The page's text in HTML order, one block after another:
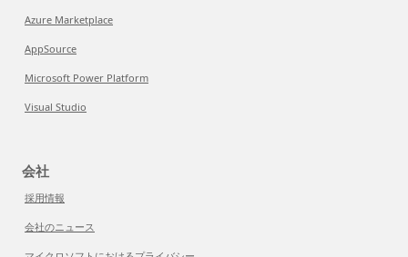
Azure Marketplace
AppSource
Microsoft Power Platform
Visual Studio
会社
採用情報
会社のニュース